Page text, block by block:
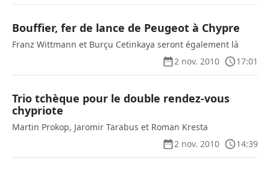
Bouffier, fer de lance de Peugeot à Chypre
Franz Wittmann et Burçu Cetinkaya seront également là
2 nov. 2010
17:01
Trio tchèque pour le double rendez-vous
chypriote
Martin Prokop, Jaromir Tarabus et Roman Kresta
2 nov. 2010
14:39